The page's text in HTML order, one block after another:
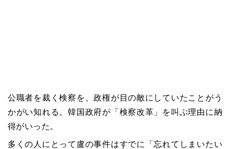
公職者を裁く検察を、政権が目の敵にしていたことがう
かがい知れる。韓国政府が「検察改革」を叫ぶ理由に納
得がいった。
多くの人にとって盧の事件はすでに「忘れてしまいたい